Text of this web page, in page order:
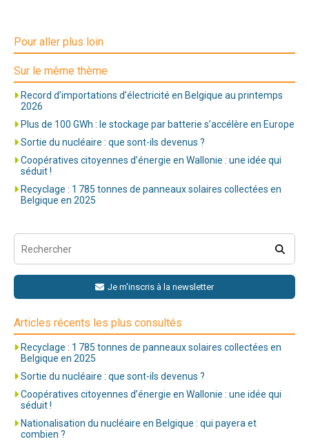
Pour aller plus loin
Sur le même thème
Record d’importations d’électricité en Belgique au printemps
2026
Plus de 100 GWh : le stockage par batterie s’accélère en Europe
Sortie du nucléaire : que sont-ils devenus ?
Coopératives citoyennes d’énergie en Wallonie : une idée qui
séduit !
Recyclage : 1 785 tonnes de panneaux solaires collectées en
Belgique en 2025
Je m'inscris à la newsletter
Articles récents les plus consultés
Recyclage : 1 785 tonnes de panneaux solaires collectées en
Belgique en 2025
Sortie du nucléaire : que sont-ils devenus ?
Coopératives citoyennes d’énergie en Wallonie : une idée qui
séduit !
Nationalisation du nucléaire en Belgique : qui payera et
combien ?